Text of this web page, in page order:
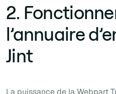
2.
l’annuaire
Jint
La puissance de la Webpart